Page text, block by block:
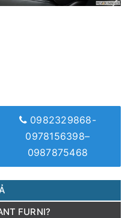
0982329868-
0978156398–
0987875468
FURNI?